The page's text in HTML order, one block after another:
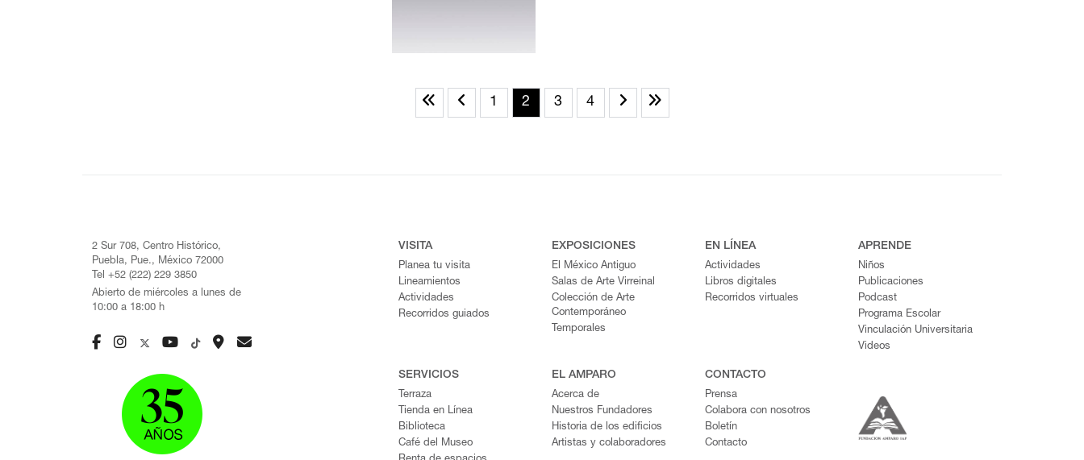
1 2 3 4
2 Sur 708, Centro Histórico,
Puebla, Pue., México 72000
Tel +52 (222) 229 3850
Abierto de miércoles a lunes de
10:00 a 18:00 h
VISITA
Planea tu visita
Lineamientos
Actividades
Recorridos guiados
EXPOSICIONES
El México Antiguo
Salas de Arte Virreinal
Colección de Arte
Contemporáneo
Temporales
EN LÍNEA
Actividades
Libros digitales
Recorridos virtuales
APRENDE
Niños
Publicaciones
Podcast
Programa Escolar
Vinculación Universitaria
Videos
SERVICIOS
Terraza
Tienda en Línea
Biblioteca
Café del Museo
EL AMPARO
Acerca de
Nuestros Fundadores
Historia de los edificios
Artistas y colaboradores
CONTACTO
Prensa
Colabora con nosotros
Boletín
Contacto